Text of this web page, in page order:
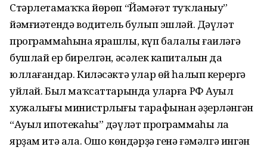
Стәрлетамаҡҡа йөрөп “Йәмәғәт туҡланыу”
йәмғиәтендә водитель булып эшләй. Дәүләт
программаһына ярашлы, күп балалы ғаиләгә
бушлай ер бирелгән, әсәлек капиталын да
юллағандар. Киләсәктә улар өй һалып керергә
уйлай. Был маҡсаттарында уларға РФ Ауыл
хужалығы министрлығы тарафынан әҙерләнгән
“Ауыл ипотекаһы” дәүләт программаһы ла
ярҙам итә ала. Ошо көндәрҙә генә ғәмәлгә ингән